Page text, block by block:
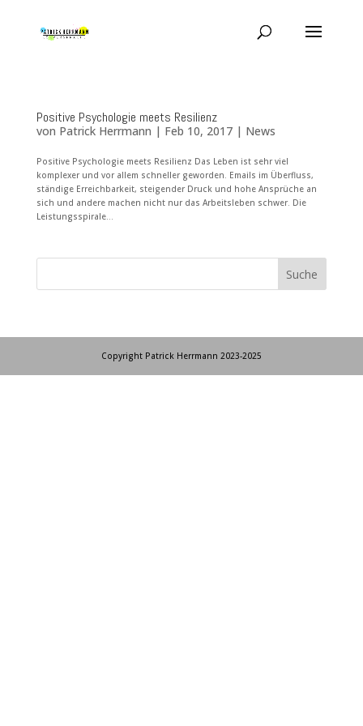
Positive Psychologie meets Resilienz
von Patrick Herrmann | Feb 10, 2017| News
Positive Psychologie meets Resilienz Das Leben ist sehr viel
komplexer und vor allem schneller geworden. Emails im Überfluss,
ständige Erreichbarkeit, steigender Druck und hohe Ansprüche an
sich und andere machen nicht nur das Arbeitsleben schwer. Die
Leistungsspirale...
Copyright Patrick Herrmann 2023-2025